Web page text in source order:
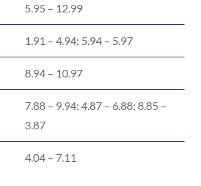
5.95 – 12.99
1.91 – 4.94; 5.94 – 5.97
8.94 – 10.97
7.88 – 9.94; 4.87 – 6.88; 8.85 –
3.87
4.04 – 7.11